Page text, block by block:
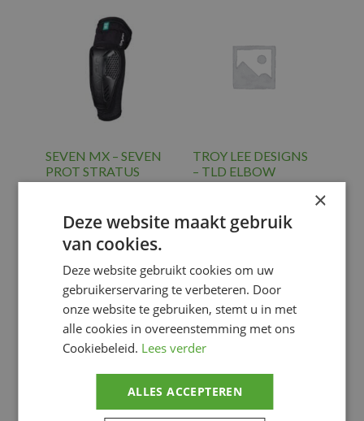
SEVEN MX – SEVEN
PROT STRATUS
ELBOW GUARD,
84.96
Back protector
and protections
PROTECTION
LIMBS
Voeg toe
TROY LEE DESIGNS
– TLD ELBOW
GUARD ROGUE,
€34.95
PROTECTION
LIMBS
Voeg toe
×
Deze website maakt gebruik
van cookies.
Deze website gebruikt cookies om uw
gebruikerservaring te verbeteren. Door
onze website te gebruiken, stemt u in met
alle cookies in overeenstemming met ons
Cookiebeleid. Lees verder
ALLES ACCEPTEREN